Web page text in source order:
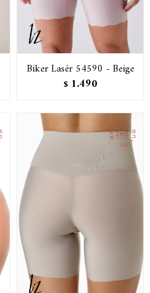
Biker Lasér 54590 - Beige
$ 1.490